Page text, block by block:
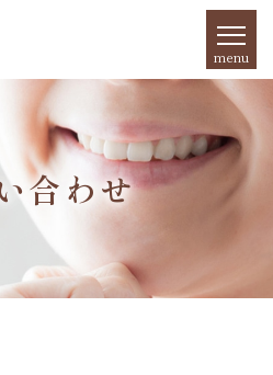
menu
合わせ